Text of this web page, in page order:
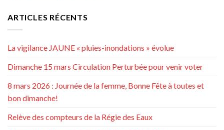
ARTICLES RÉCENTS
La vigilance JAUNE « pluies-inondations » évolue
Dimanche 15 mars Circulation Perturbée pour venir voter
8 mars 2026 : Journée de la femme, Bonne Fête à toutes et
bon dimanche!
Relève des compteurs de la Régie des Eaux